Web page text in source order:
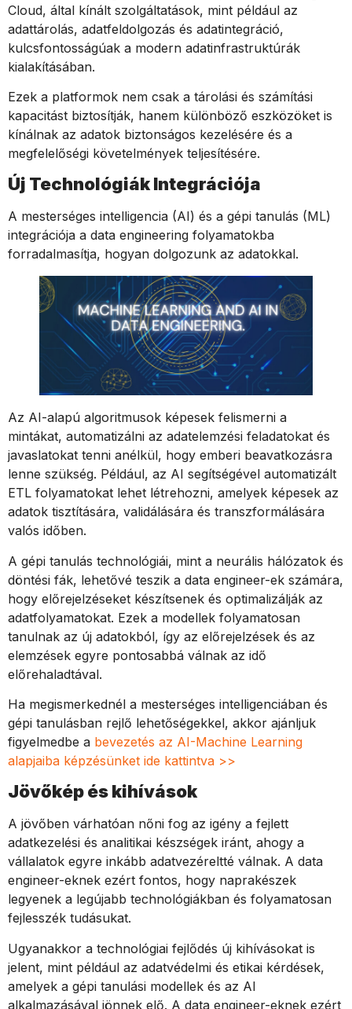
Cloud, által kínált szolgáltatások, mint például az
adattárolás, adatfeldolgozás és adatintegráció,
kulcsfontosságúak a modern adatinfrastruktúrák
kialakításában.
Ezek a platformok nem csak a tárolási és számítási
kapacitást biztosítják, hanem különböző eszközöket is
kínálnak az adatok biztonságos kezelésére és a
megfelelőségi követelmények teljesítésére.
Új Technológiák Integrációja
A mesterséges intelligencia (AI) és a gépi tanulás (ML)
integrációja a data engineering folyamatokba
forradalmasítja, hogyan dolgozunk az adatokkal.
Az AI-alapú algoritmusok képesek felismerni a
mintákat, automatizálni az adatelemzési feladatokat és
javaslatokat tenni anélkül, hogy emberi beavatkozásra
lenne szükség. Például, az AI segítségével automatizált
ETL folyamatokat lehet létrehozni, amelyek képesek az
adatok tisztítására, validálására és transzformálására
valós időben.
A gépi tanulás technológiái, mint a neurális hálózatok és
döntési fák, lehetővé teszik a data engineer-ek számára,
hogy előrejelzéseket készítsenek és optimalizálják az
adatfolyamatokat. Ezek a modellek folyamatosan
tanulnak az új adatokból, így az előrejelzések és az
elemzések egyre pontosabbá válnak az idő
előrehaladtával.
Ha megismerkednél a mesterséges intelligenciában és
gépi tanulásban rejlő lehetőségekkel, akkor ajánljuk
figyelmedbe a bevezetés az AI-Machine Learning
alapjaiba képzésünket ide kattintva >>
Jövőkép és kihívások
A jövőben várhatóan nőni fog az igény a fejlett
adatkezelési és analitikai készségek iránt, ahogy a
vállalatok egyre inkább adatvezéreltté válnak. A data
engineer-eknek ezért fontos, hogy naprakészek
legyenek a legújabb technológiákban és folyamatosan
fejlesszék tudásukat.
Ugyanakkor a technológiai fejlődés új kihívásokat is
jelent, mint például az adatvédelmi és etikai kérdések,
amelyek a gépi tanulási modellek és az AI
alkalmazásával jönnek elő. A data engineer-eknek ezért